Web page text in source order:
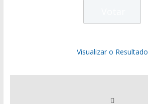
Visualizar o Resultado